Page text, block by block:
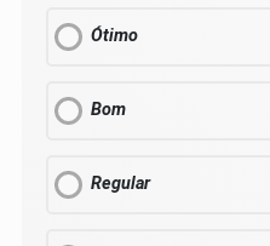
Ótimo
Bom
Regular